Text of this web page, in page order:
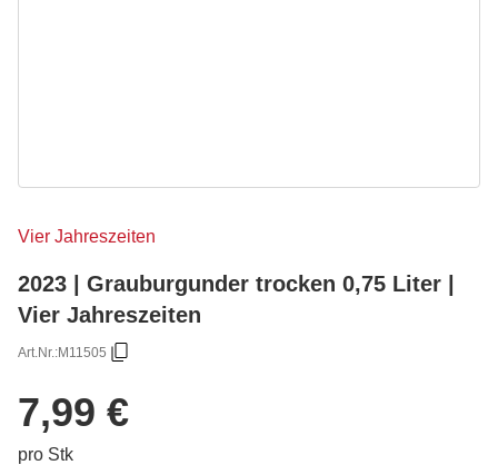
Vier Jahreszeiten
2023 | Grauburgunder trocken 0,75 Liter |
Vier Jahreszeiten
Art.Nr.:M11505
7,99 €
pro Stk